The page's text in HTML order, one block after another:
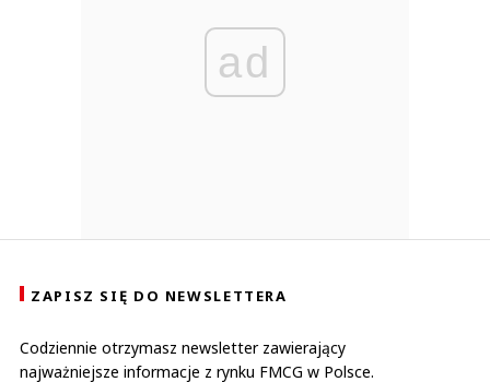
ad
ZAPISZ SIĘ DO NEWSLETTERA
Codziennie otrzymasz newsletter zawierający
najważniejsze informacje z rynku FMCG w Polsce.